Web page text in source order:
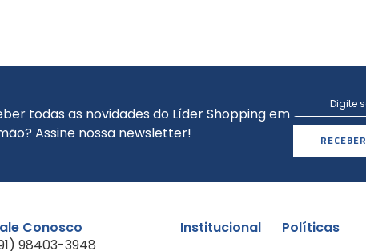
todas as novidades do Líder Shopping em
Assine nossa newsletter!
Conosco
98403-3948
Institucional Políticas